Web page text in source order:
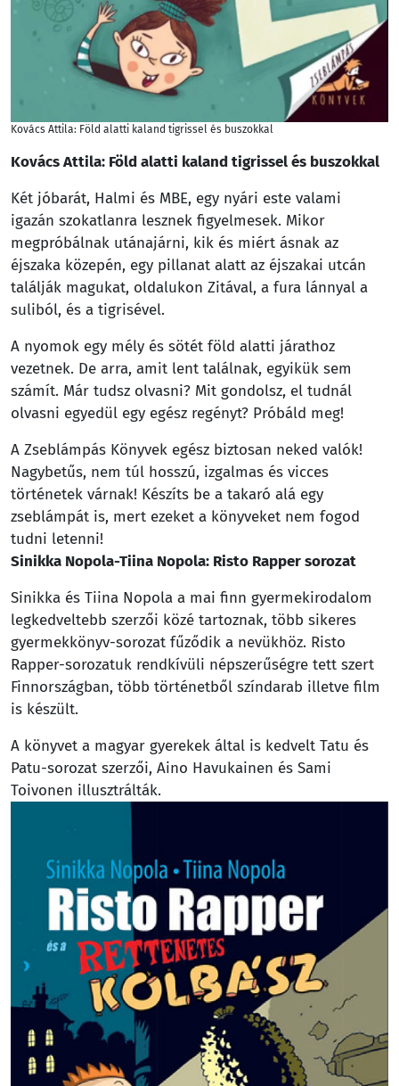
Kovács Attila: Föld alatti kaland tigrissel és buszokkal
Kovács Attila: Föld alatti kaland tigrissel és buszokkal
Két jóbarát, Halmi és MBE, egy nyári este valami
igazán szokatlanra lesznek figyelmesek. Mikor
megpróbálnak utánajárni, kik és miért ásnak az
éjszaka közepén, egy pillanat alatt az éjszakai utcán
találják magukat, oldalukon Zitával, a fura lánnyal a
suliból, és a tigrisével.
A nyomok egy mély és sötét föld alatti járathoz
vezetnek. De arra, amit lent találnak, egyikük sem
számít. Már tudsz olvasni? Mit gondolsz, el tudnál
olvasni egyedül egy egész regényt? Próbáld meg!
A Zseblámpás Könyvek egész biztosan neked valók!
Nagybetűs, nem túl hosszú, izgalmas és vicces
történetek várnak! Készíts be a takaró alá egy
zseblámpát is, mert ezeket a könyveket nem fogod
tudni letenni!
Sinikka Nopola-Tiina Nopola: Risto Rapper sorozat
Sinikka és Tiina Nopola a mai finn gyermekirodalom
legkedveltebb szerzői közé tartoznak, több sikeres
gyermekkönyv-sorozat fűződik a nevükhöz. Risto
Rapper-sorozatuk rendkívüli népszerűségre tett szert
Finnországban, több történetből színdarab illetve film
is készült.
A könyvet a magyar gyerekek által is kedvelt Tatu és
Patu-sorozat szerzői, Aino Havukainen és Sami
Toivonen illusztrálták.